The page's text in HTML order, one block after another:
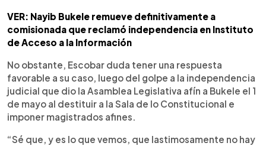
VER: Nayib Bukele remueve definitivamente a
comisionada que reclamó independencia en Instituto
de Acceso a la Información
No obstante, Escobar duda tener una respuesta
favorable a su caso, luego del golpe a la independencia
judicial que dio la Asamblea Legislativa afín a Bukele el 1
de mayo al destituir a la Sala de lo Constitucional e
imponer magistrados afines.
“Sé que, y es lo que vemos, que lastimosamente no hay